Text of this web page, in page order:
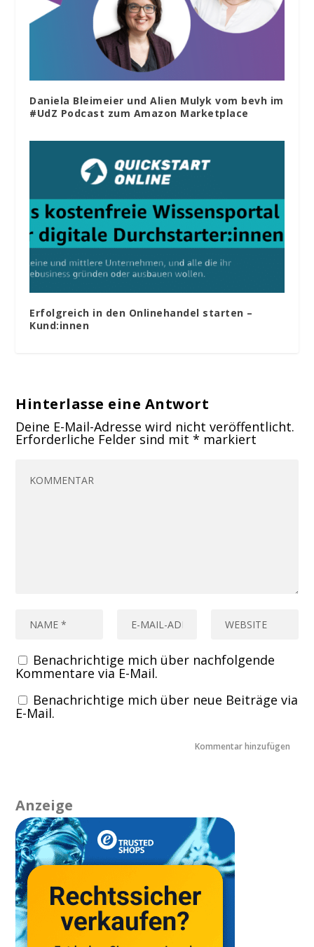
Daniela Bleimeier und Alien Mulyk vom bevh im
#UdZ Podcast zum Amazon Marketplace
Erfolgreich in den Onlinehandel starten –
Kund:innen
Hinterlasse eine Antwort
Deine E-Mail-Adresse wird nicht veröffentlicht.
Erforderliche Felder sind mit* markiert
Benachrichtige mich über nachfolgende
Kommentare via E-Mail.
Benachrichtige mich über neue Beiträge via
E-Mail.
Anzeige